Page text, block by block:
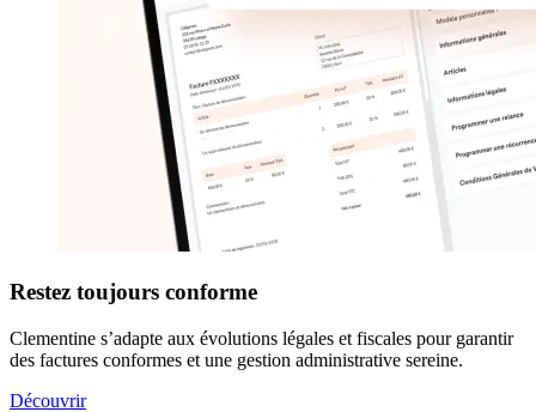
Restez toujours conforme
Clementine s’adapte aux évolutions légales et fiscales pour garantir
des factures conformes et une gestion administrative sereine.
Découvrir